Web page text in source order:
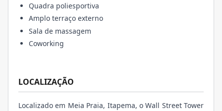
Quadra poliesportiva
Amplo terraço externo
Sala de massagem
Coworking
LOCALIZAÇÃO
Localizado em Meia Praia, Itapema, o Wall Street Tower